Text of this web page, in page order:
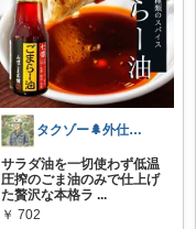
タクゾー🌲外仕事を快適にしたい
サラダ油を一切使わず低温
圧搾のごま油のみで仕上げ
た贅沢な本格ラ ...
￥ 702